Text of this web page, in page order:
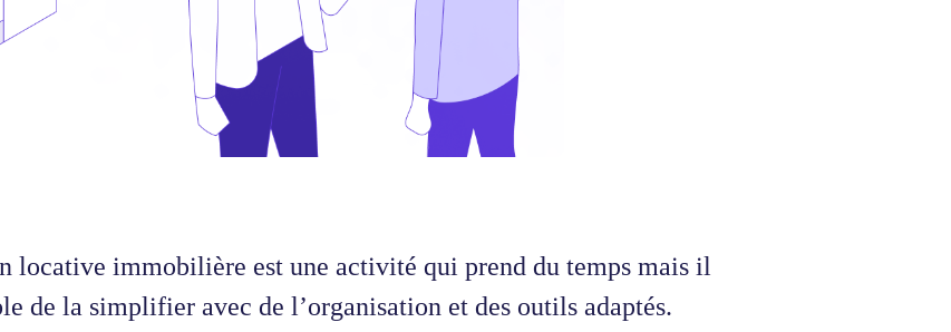
locative immobilière est une activité qui prend du temps mais il
de la simplifier avec de l’organisation et des outils adaptés.